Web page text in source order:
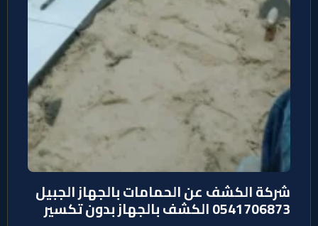
شركة الكشف عن الحمامات بالجهاز الجبيل
0541706873 الكشف بالجهاز بدون تكسير